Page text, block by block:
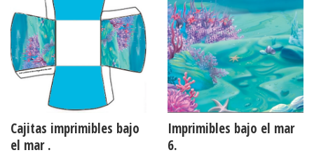
Cajitas imprimibles bajo
el mar .
Imprimibles bajo el mar
6.